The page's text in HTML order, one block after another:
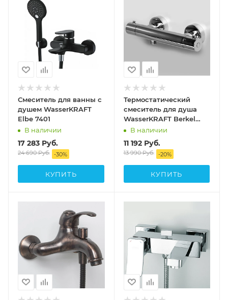
Смеситель для ванны с
душем WasserKRAFT
Elbe 7401
В наличии
17 283 Руб.
24 690Руб. -30%
КУПИТЬ
Термостатический
смеситель для душа
WasserKRAFT Berkel
4822
В наличии
11 192Руб.
13 990Руб. -20%
КУПИТЬ